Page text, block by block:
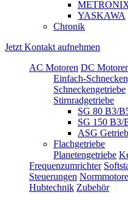
YASKAWA
Chronik
Jetzt Kontakt aufnehmen
AC Motoren DC
Einfach-
Schneckengetriebe
Stirnradgetriebe
SG 80 B3/
SG 150 B3/
ASG
Flachgetriebe
Planetengetriebe
Frequenzumrichter
Steuerungen
Hubtechnik Zubehör